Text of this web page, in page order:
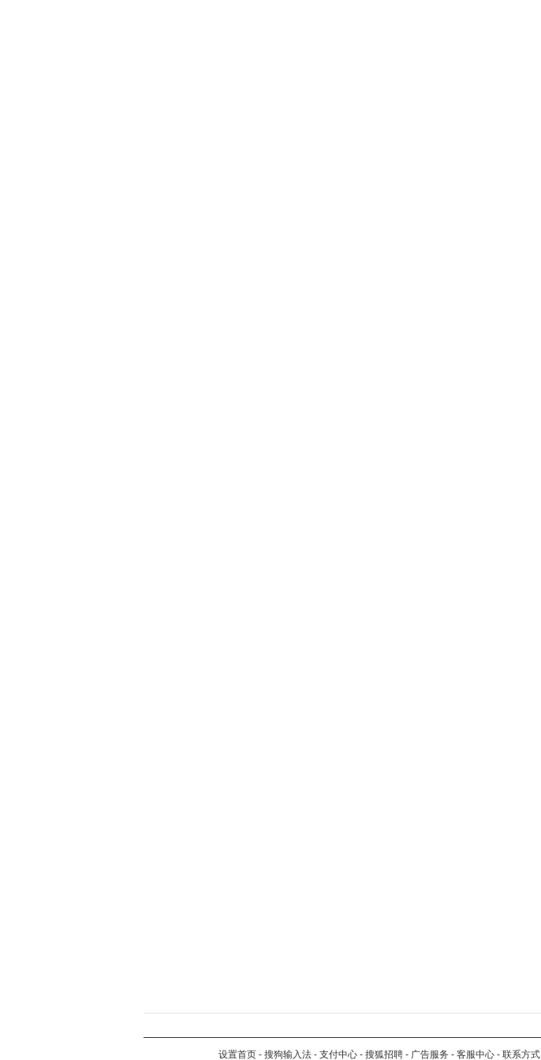
设置首页 - 搜狗输入法 - 支付中心 - 搜狐招聘 - 广告服务 - 客服中心 - 联系方式